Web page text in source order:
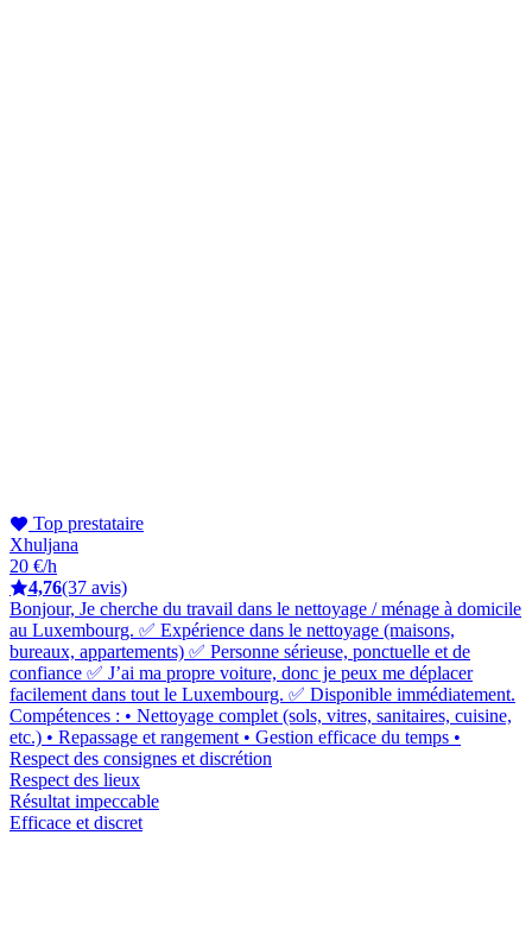
Top prestataire
Xhuljana
20 €/h
4,76(37 avis)
Bonjour, Je cherche du travail dans le nettoyage / ménage à domicile
au Luxembourg. ✅ Expérience dans le nettoyage (maisons,
bureaux, appartements) ✅ Personne sérieuse, ponctuelle et de
confiance ✅ J’ai ma propre voiture, donc je peux me déplacer
facilement dans tout le Luxembourg. ✅ Disponible immédiatement.
Compétences : • Nettoyage complet (sols, vitres, sanitaires, cuisine,
etc.) • Repassage et rangement • Gestion efficace du temps •
Respect des consignes et discrétion
Respect des lieux
Résultat impeccable
Efficace et discret